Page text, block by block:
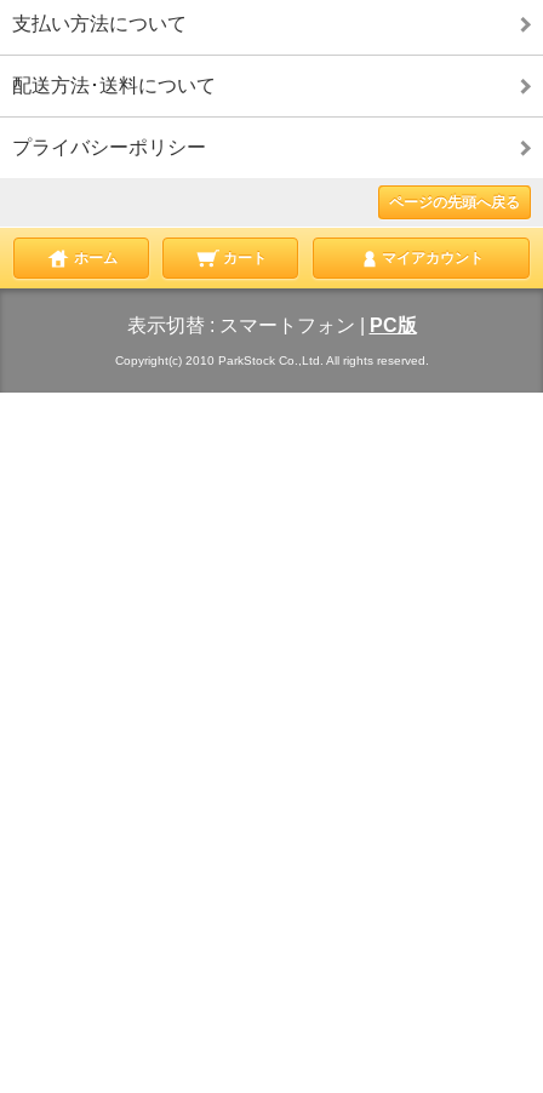
支払い方法について
配送方法･送料について
プライバシーポリシー
ページの先頭へ戻る
ホーム カート マイアカウント
表示切替 : スマートフォン PC版
Copyright(c) 2010 ParkStock Co.,Ltd. All rights reserved.